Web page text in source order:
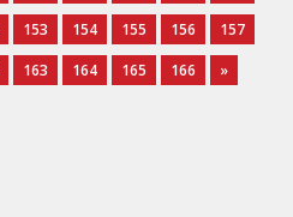
153 154 155 156
157
163 164 165 166
»